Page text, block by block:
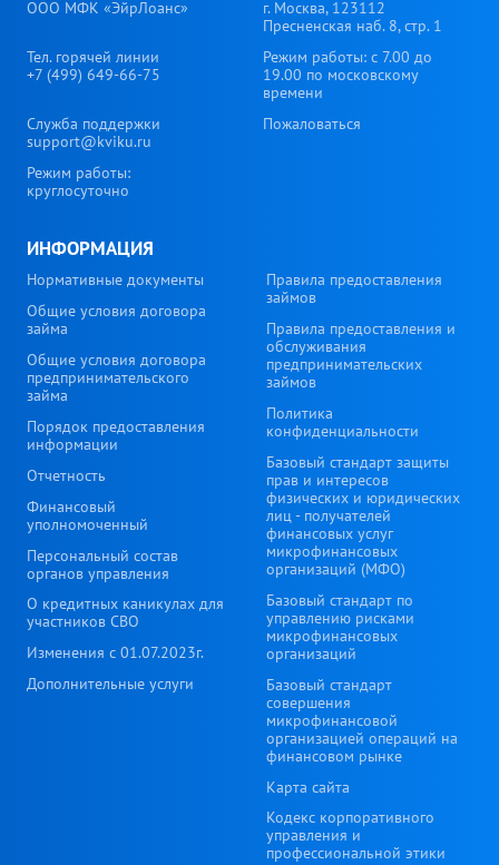
ООО МФК «ЭйрЛоанс»
г. Москва, 123112
Пресненская наб. 8, стр. 1
Тел. горячей линии
+7 (499) 649-66-75
Режим работы: с 7.00 до
19.00 по московскому
времени
Служба поддержки
support@kviku.ru
Пожаловаться
Режим работы:
круглосуточно
ИНФОРМАЦИЯ
Нормативные документы
Общие условия договора
займа
Общие условия договора
предпринимательского
займа
Порядок предоставления
информации
Отчетность
Финансовый
уполномоченный
Персональный состав
органов управления
О кредитных каникулах для
участников СВО
Изменения с 01.07.2023г.
Дополнительные услуги
Правила предоставления
займов
Правила предоставления и
обслуживания
предпринимательских
займов
Политика
конфиденциальности
Базовый стандарт защиты
прав и интересов
физических и юридических
лиц - получателей
финансовых услуг
микрофинансовых
организаций (МФО)
Базовый стандарт по
управлению рисками
микрофинансовых
организаций
Базовый стандарт
совершения
микрофинансовой
организацией операций на
финансовом рынке
Карта сайта
Кодекс корпоративного
управления и
профессиональной этики